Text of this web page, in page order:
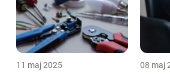
11 maj 2025 08 maj